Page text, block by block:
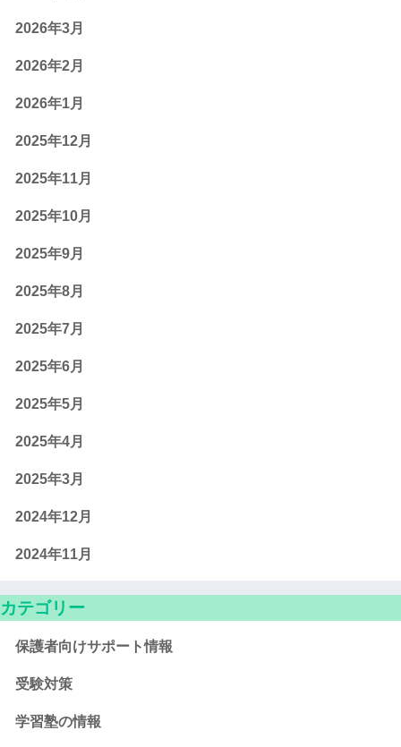
2026年3月
2026年2月
2026年1月
2025年12月
2025年11月
2025年10月
2025年9月
2025年8月
2025年7月
2025年6月
2025年5月
2025年4月
2025年3月
2024年12月
2024年11月
カテゴリー
保護者向けサポート情報
受験対策
学習塾の情報